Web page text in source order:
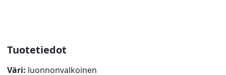
Tuotetiedot
Väri: luonnonvalkoinen